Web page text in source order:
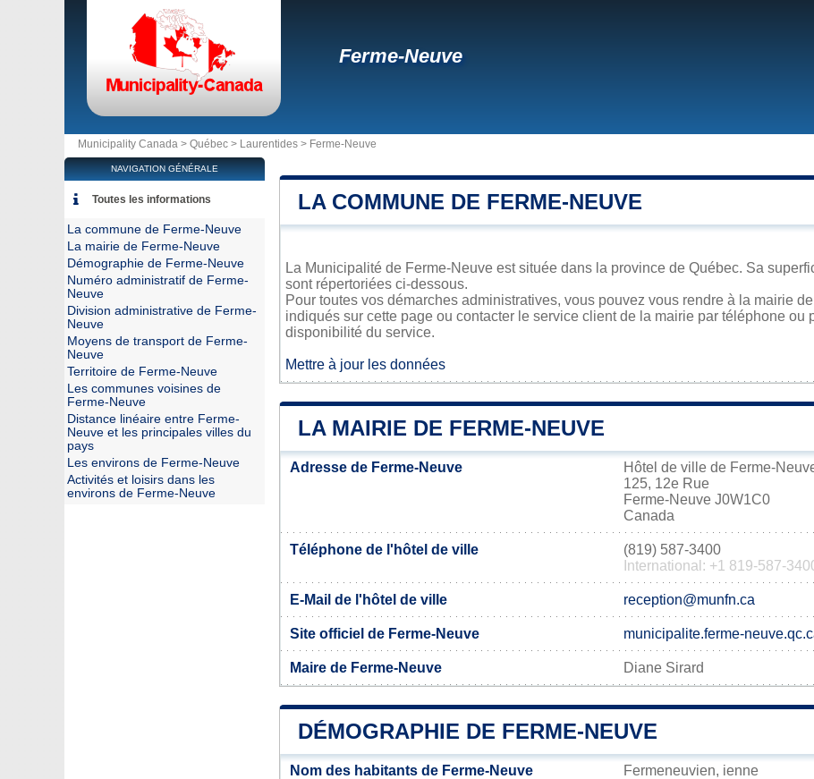
Ferme-Neuve
Municipality Canada > Québec > Laurentides > Ferme-Neuve
LA COMMUNE DE FERME-NEUVE
La Municipalité de Ferme-Neuve est située dans la province de Québec. Sa
sont répertoriées ci-dessous.
Pour toutes vos démarches administratives, vous pouvez vous rendre à la mairie
indiqués sur cette page ou contacter le service client de la mairie par téléphone ou
disponibilité du service.
Mettre à jour les données
LA MAIRIE DE FERME-NEUVE
Adresse de Ferme-Neuve
Hôtel de ville de Ferme-
125, 12e Rue
Ferme-Neuve J0W1C0
Canada
Téléphone de l'hôtel de ville
(819) 587-3400
International: +1 819-587-
E-Mail de l'hôtel de ville reception@munfn.ca
Site officiel de Ferme-Neuve municipalite.ferme-
Maire de Ferme-Neuve Diane Sirard
DÉMOGRAPHIE DE FERME-NEUVE
Nom des habitants de Ferme-Neuve Fermeneuvien, ienne
NAVIGATION GÉNÉRALE
Toutes les informations
La commune de Ferme-Neuve
La mairie de Ferme-Neuve
Démographie de Ferme-Neuve
Numéro administratif de Ferme-
Neuve
Division administrative de Ferme-
Neuve
Moyens de transport de Ferme-
Neuve
Territoire de Ferme-Neuve
Les communes voisines de
Ferme-Neuve
Distance linéaire entre Ferme-
Neuve et les principales villes du
pays
Les environs de Ferme-Neuve
Activités et loisirs dans les
environs de Ferme-Neuve